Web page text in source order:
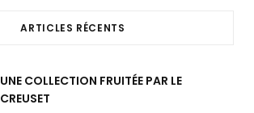
ARTICLES RÉCENTS
UNE COLLECTION FRUITÉE PAR LE
CREUSET